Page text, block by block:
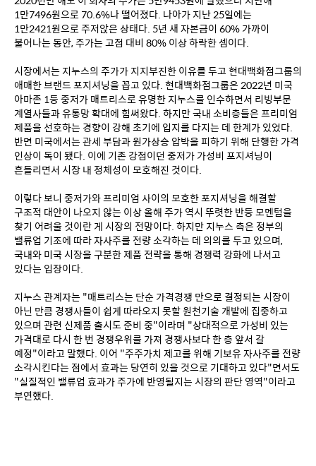
1만7496원으로 70.6%나 떨어졌다. 나아가 지난 25일에는
1만2421원으로 주저앉은 상태다. 5년 새 자본금이 60% 가까이
불어나는 동안, 주가는 고점 대비 80% 이상 하락한 셈이다.
시장에서는 지누스의 주가가 지지부진한 이유를 두고 현대백화점그룹의
애매한 브랜드 포지셔닝을 꼽고 있다. 현대백화점그룹은 2022년 미국
아마존 1등 중저가 매트리스로 유명한 지누스를 인수하면서 리빙부문
계열사들과 유통망 확대에 힘써왔다. 하지만 국내 소비층들은 프리미엄
제품을 선호하는 경향이 강해 초기에 입지를 다지는 데 한계가 있었다.
반면 미국에서는 관세 부담과 원가상승 압박을 피하기 위해 단행한 가격
인상이 독이 됐다. 이에 기존 강점이던 중저가 가성비 포지셔닝이
흔들리면서 시장 내 정체성이 모호해진 것이다.
이렇다 보니 중저가와 프리미엄 사이의 모호한 포지셔닝을 해결할
구조적 대안이 나오지 않는 이상 올해 주가 역시 뚜렷한 반등 모멘텀을
찾기 어려울 것이란 게 시장의 전망이다. 하지만 지누스 측은 정부의
밸류업 기조에 따라 자사주를 전량 소각하는 데 의의를 두고 있으며,
국내와 미국 시장을 구분한 제품 전략을 통해 경쟁력 강화에 나서고
있다는 입장이다.
지누스 관계자는 "매트리스는 단순 가격경쟁 만으로 결정되는 시장이
아닌 만큼 경쟁사들이 쉽게 따라오지 못할 원천기술 개발에 집중하고
있으며 관련 신제품 출시도 준비 중"이라며 "상대적으로 가성비 있는
가격대로 다시 한 번 경쟁우위를 가져 경쟁사보다 한 층 앞서 갈
예정"이라고 말했다. 이어 "주주가치 제고를 위해 기보유 자사주를 전량
소각시킨다는 점에서 효과는 당연히 있을 것으로 기대하고 있다"면서도
"실질적인 밸류업 효과가 주가에 반영될지는 시장의 판단 영역"이라고
부연했다.